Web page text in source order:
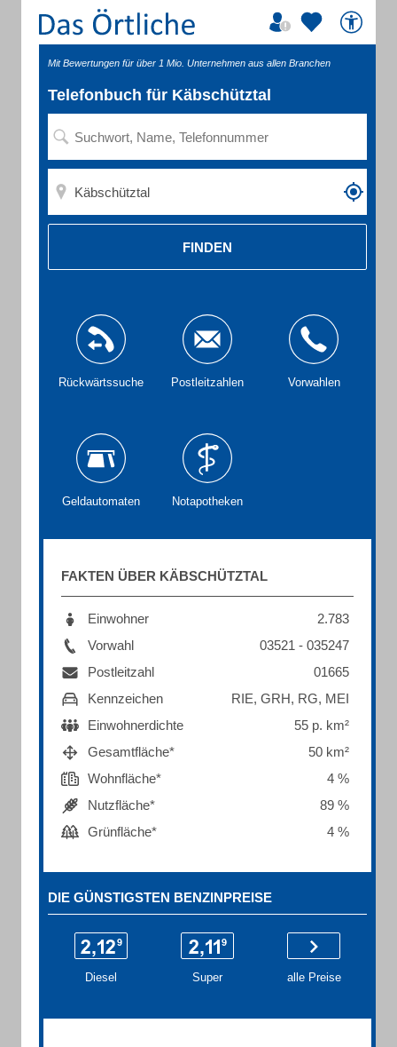
Mit Bewertungen für über 1 Mio. Unternehmen aus allen Branchen
Telefonbuch für Käbschütztal
FINDEN
Rückwärtssuche Postleitzahlen Vorwahlen
Geldautomaten Notapotheken
FAKTEN ÜBER KÄBSCHÜTZTAL
Einwohner
2.783
Vorwahl
03521 - 035247
Postleitzahl
01665
Kennzeichen
RIE, GRH, RG, MEI
Einwohnerdichte
55 p. km²
Gesamtfläche*
50 km²
Wohnfläche*
4 %
Nutzfläche*
89 %
Grünfläche*
4 %
DIE GÜNSTIGSTEN BENZINPREISE
Diesel Super alle Preise